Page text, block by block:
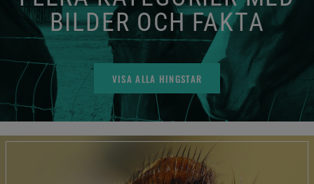
BILDER OCH FAKTA
VISA ALLA HINGSTAR